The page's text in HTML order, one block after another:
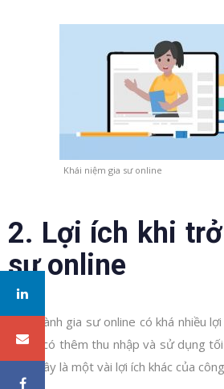
Khái niệm gia sư online
2. Lợi ích khi
sư online
Trở thành gia sư online có khá nhiều
người có thêm thu nhập và sử dụng
dưới đây là một vài lợi ích khác của